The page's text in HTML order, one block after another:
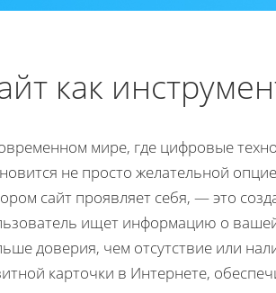
как
мире, где цифровые
не просто желательной
сайт проявляет себя, — это
ищет информацию о
доверия, чем отсутствие или
карточки в Интернете,